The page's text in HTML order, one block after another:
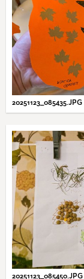
20251123_085435.JPG
20251123_085450.JPG